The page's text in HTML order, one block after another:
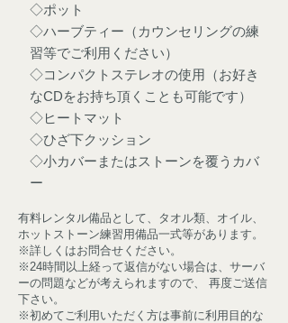
◇ポット
◇ハーブティー（カウンセリングの練
習等でご利用ください）
◇コンパクトステレオの使用（お好き
なCDをお持ち頂くことも可能です）
◇ヒートマット
◇ひざ下クッション
◇小カバーまたはストーンを覆うカバ
ー
有料レンタル備品として、タオル類、オイル、
ホットストーン練習用備品一式等があります。
※詳しくはお問合せください。
※24時間以上経って返信がない場合は、サーバ
ーの問題などが考えられますので、 再度ご送信
下さい。
※初めてご利用いただく方は事前に利用目的な